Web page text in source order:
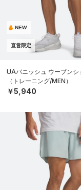
NEW
直営限定
UAバニッシュ ウーブン
（トレーニング/MEN）
￥5,940